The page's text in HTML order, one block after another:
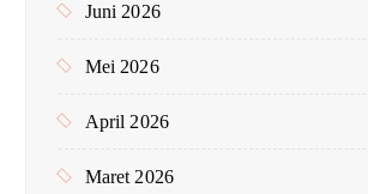
Juni 2026
Mei 2026
April 2026
Maret 2026